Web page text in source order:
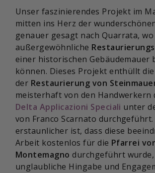
Unser faszinierendes Projekt im
mitten ins Herz der
genauer gesagt nach Quarrata,
außergewöhnliche
einer historischen Gebäudemauer
können. Dieses Projekt enthüllt
der Restaurierung von
meisterhaft von den Handwerkern
Delta Applicazioni Speciali unter
von Franco Scarnato durchgeführt.
erstaunlicher ist, dass diese
Arbeit kostenlos für die Pfarrei
Montemagno durchgeführt wurde,
unglaubliche Hingabe und